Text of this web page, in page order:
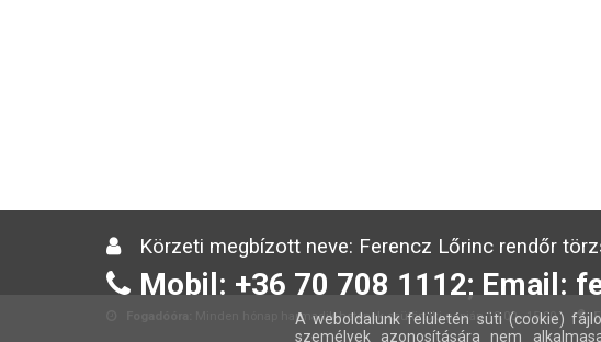
Körzeti megbízott neve: Ferencz Lőrinc rendőr
Mobil: +36 70 708 1112; Email:
Minden hónap harmadik hetének csütörtöki napján 13:00 - 15:00
A weboldalunk felületén süti (cookie)
személyek azonosítására nem